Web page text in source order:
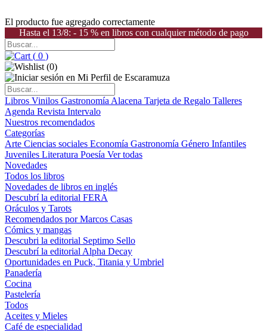
El producto fue agregado correctamente
Hasta el 13/8: - 15 % en libros con cualquier método de pago
( 0 )
(0)
Libros Vinilos Gastronomía Alacena Tarjeta de Regalo Talleres
Agenda Revista Intervalo
Nuestros recomendados
Categorías
Arte Ciencias sociales Economía Gastronomía Género Infantiles
Juveniles Literatura Poesía Ver todas
Novedades
Todos los libros
Novedades de libros en inglés
Descubrí la editorial FERA
Oráculos y Tarots
Recomendados por Marcos Casas
Cómics y mangas
Descubri la editorial Septimo Sello
Descubrí la editorial Alpha Decay
Oportunidades en Puck, Titania y Umbriel
Panadería
Cocina
Pastelería
Todos
Aceites y Mieles
Café de especialidad